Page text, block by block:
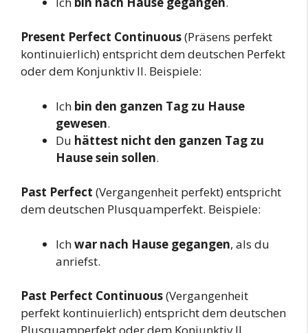
Present Perfect Continuous(Präsens perfekt
kontinuierlich) entspricht dem deutschen Perfekt
oder dem Konjunktiv II. Beispiele:
Ich bin den ganzen Tag zu Hause
gewesen.
Du hättest nicht den ganzen Tag zu
Hause sein sollen.
Past Perfect (Vergangenheit perfekt) entspricht
dem deutschen Plusquamperfekt. Beispiele:
Ichwar nach Hause gegangen, als du
anriefst.
Past Perfect Continuous(Vergangenheit
perfekt kontinuierlich) entspricht dem deutschen